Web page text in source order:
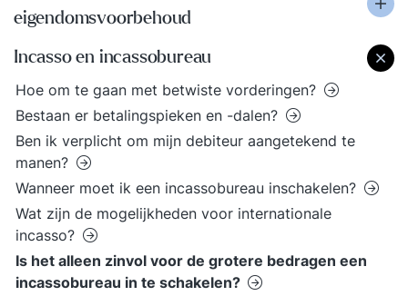
eigendomsvoorbehoud
Incasso en incassobureau
Hoe om te gaan met betwiste vorderingen?
Bestaan er betalingspieken en -dalen?
Ben ik verplicht om mijn debiteur aangetekend te
manen?
Wanneer moet ik een incassobureau inschakelen?
Wat zijn de mogelijkheden voor internationale
incasso?
Is het alleen zinvol voor de grotere bedragen een
incassobureau in te schakelen?